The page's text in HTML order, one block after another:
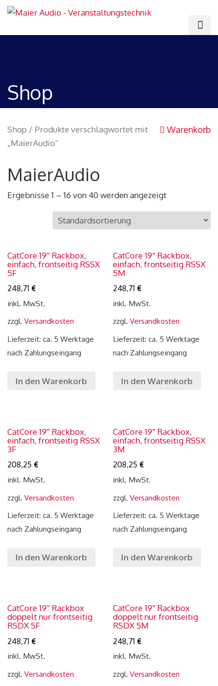
Shop
Warenkorb
Shop / Produkte verschlagwortet mit
„MaierAudio“
MaierAudio
Ergebnisse 1 – 16 von 40 werden angezeigt
CatCore 19″ Rackbox,
einfach, frontseitig RSSX
5F
248,71 €
inkl. MwSt.
zzgl. Versandkosten
Lieferzeit: ca. 5 Werktage
nach Zahlungseingang
In den Warenkorb
CatCore 19″ Rackbox,
einfach, frontseitig RSSX
5M
248,71 €
inkl. MwSt.
zzgl.Versandkosten
Lieferzeit: ca. 5 Werktage
nach Zahlungseingang
In den Warenkorb
CatCore 19″ Rackbox,
einfach, frontseitig RSSX
3F
208,25 €
inkl. MwSt.
zzgl. Versandkosten
Lieferzeit: ca. 5 Werktage
nach Zahlungseingang
In den Warenkorb
CatCore 19″ Rackbox,
einfach, frontseitig RSSX
3M
208,25 €
inkl. MwSt.
zzgl.Versandkosten
Lieferzeit: ca. 5 Werktage
nach Zahlungseingang
In den Warenkorb
CatCore 19″ Rackbox
doppelt nur frontseitig
RSDX 5F
248,71 €
inkl. MwSt.
zzgl. Versandkosten
CatCore 19″ Rackbox
doppelt nur frontseitig
RSDX 5M
248,71 €
inkl. MwSt.
zzgl.Versandkosten